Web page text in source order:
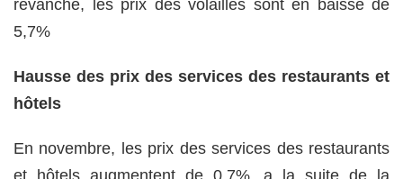
revanche, les prix des volailles sont en baisse de
5,7%
Hausse des prix des services des restaurants et
hôtels
En novembre, les prix des services des restaurants